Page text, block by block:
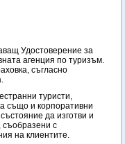
Удостоверение за
агенция по туризъм.
съгласно
туристи,
също и корпоративни
да изготви и
съобразени с
на клиентите.